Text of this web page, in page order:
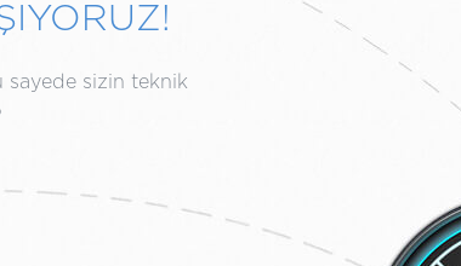
sayede sizin teknik